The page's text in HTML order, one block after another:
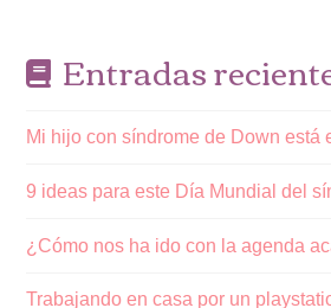
Entradas
Mi hijo con síndrome de Down está
9 ideas para este Día Mundial del
¿Cómo nos ha ido con la agenda
Trabajando en casa por un